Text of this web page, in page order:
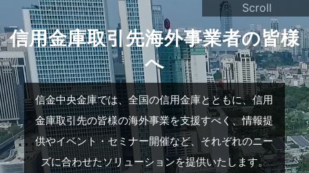
Scroll
信用金庫取引先海外事業者の皆様
へ
信金中央金庫では、全国の信用金庫とともに、信用
金庫取引先の皆様の海外事業を支援すべく、情報提
供やイベント・セミナー開催など、それぞれのニー
ズに合わせたソリューションを提供いたします。